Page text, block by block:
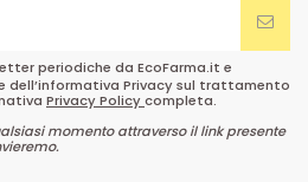
periodiche da EcoFarma.it e
dell’informativa Privacy sul trattamento
Privacy Policycompleta.
momento attraverso il link presente